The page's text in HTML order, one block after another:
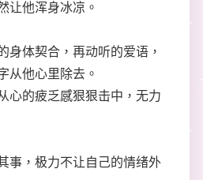
让他浑身冰凉。
体契合，再动听的爱语，
从他心里除去。
的疲乏感狠狠击中，无力
，极力不让自己的情绪外